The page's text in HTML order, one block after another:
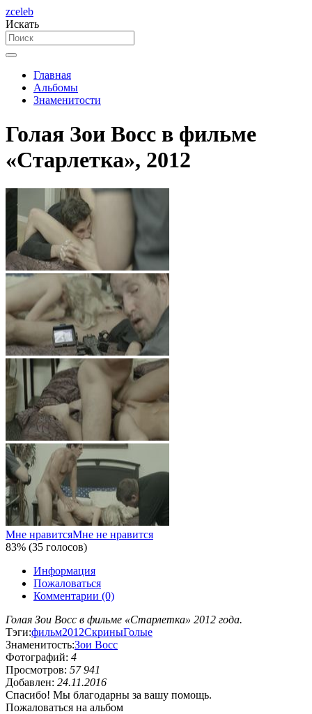
zceleb
Искать
Главная
Альбомы
Знаменитости
Голая Зои Восс в фильме
«Старлетка», 2012
Мне нравитсяМне не нравится
83% (35 голосов)
Информация
Пожаловаться
Комментарии (0)
Голая Зои Восс в фильме «Старлетка» 2012 года.
Тэги:фильм2012СкриныГолые
Знаменитость:Зои Восс
Фотографий: 4
Просмотров: 57 941
Добавлен: 24.11.2016
Спасибо! Мы благодарны за вашу помощь.
Пожаловаться на альбом